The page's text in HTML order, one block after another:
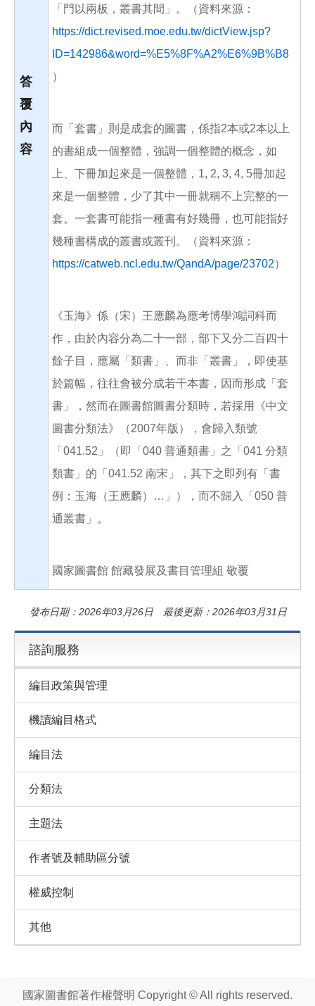
答
覆
內
容
「門以兩板，叢書其間」。（資料來源：
https://dict.revised.moe.edu.tw/dictView.jsp?
ID=142986&word=%E5%8F%A2%E6%9B%B8
）
而「套書」則是成套的圖書，係指2本或2本以上
的書組成一個整體，強調一個整體的概念，如
上、下冊加起來是一個整體，1, 2, 3, 4, 5冊加起
來是一個整體，少了其中一冊就稱不上完整的一
套。一套書可能指一種書有好幾冊，也可能指好
幾種書構成的叢書或叢刊。（資料來源：
https://catweb.ncl.edu.tw/QandA/page/23702）
《玉海》係（宋）王應麟為應考博學鴻詞科而
作，由於內容分為二十一部，部下又分二百四十
餘子目，應屬「類書」、而非「叢書」，即使基
於篇幅，往往會被分成若干本書，因而形成「套
書」，然而在圖書館圖書分類時，若採用《中文
圖書分類法》（2007年版），會歸入類號
「041.52」（即「040 普通類書」之「041 分類
類書」的「041.52 南宋」，其下之即列有「書
例：玉海（王應麟）…」），而不歸入「050 普
通叢書」。
國家圖書館 館藏發展及書目管理組 敬覆
發布日期：2026年03月26日 最後更新：2026年03月31日
諮詢服務
編目政策與管理
機讀編目格式
編目法
分類法
主題法
作者號及輔助區分號
權威控制
其他
國家圖書館著作權聲明 Copyright © All rights reserved.